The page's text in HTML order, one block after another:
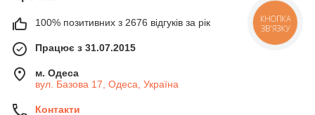
100% позитивних з 2676 відгуків за рік
Працює з 31.07.2015
м. Одеса
вул. Базова 17, Одеса, Україна
Контакти
КНОПКА
ЗВ'ЯЗКУ